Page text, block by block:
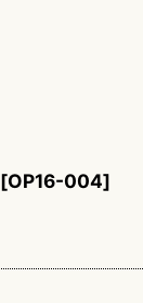
[OP16-004]